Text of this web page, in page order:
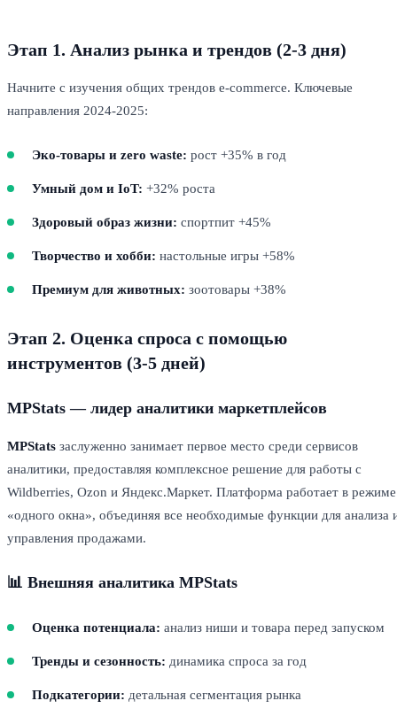
Этап 1. Анализ рынка и трендов (2-3 дня)
Начните с изучения общих трендов e-commerce. Ключевые
направления 2024-2025:
Эко-товары и zero waste: рост +35% в год
Умный дом и IoT: +32% роста
Здоровый образ жизни: спортпит +45%
Творчество и хобби: настольные игры +58%
Премиум для животных: зоотовары +38%
Этап 2. Оценка спроса с помощью
инструментов (3-5 дней)
MPStats — лидер аналитики маркетплейсов
MPStats заслуженно занимает первое место среди сервисов
аналитики, предоставляя комплексное решение для работы с
Wildberries, Ozon и Яндекс.Маркет. Платформа работает в режиме
«одного окна», объединяя все необходимые функции для анализа
управления продажами.
📊 Внешняя аналитика MPStats
Оценка потенциала: анализ ниши и товара перед запуском
Тренды и сезонность: динамика спроса за год
Подкатегории: детальная сегментация рынка